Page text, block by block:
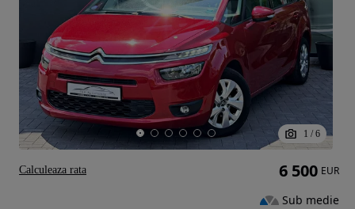
1 / 6
6 500 EUR
Sub medie
Calculeaza rata